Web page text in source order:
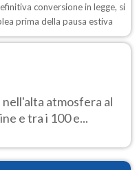
conversione in legge, si
prima della pausa estiva
atmosfera al
e tra i 100 e...